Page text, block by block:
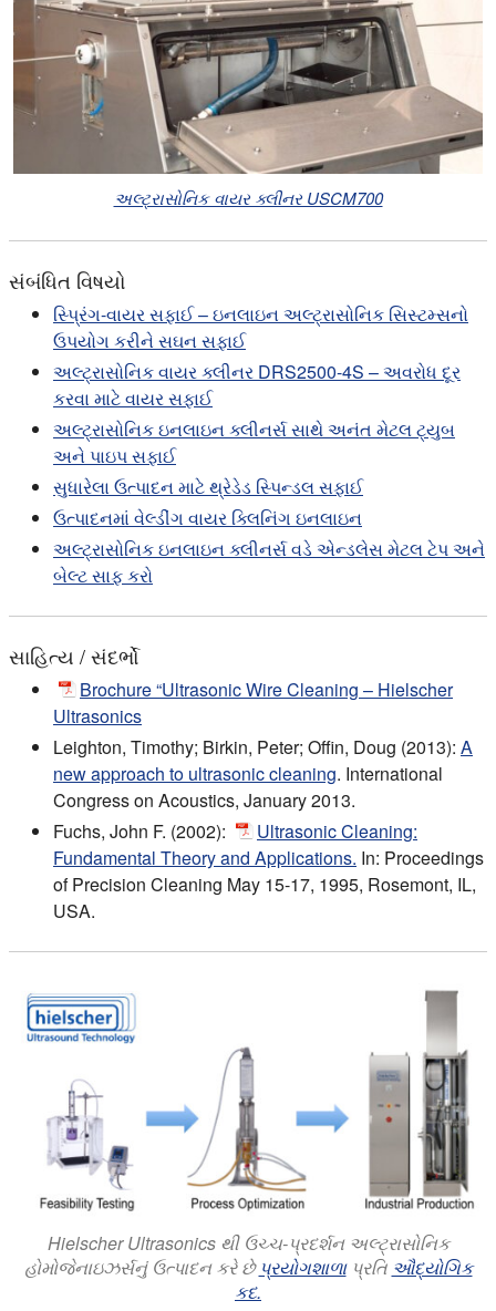
અલ્ટ્રાસોનિક વાયર ક્લીનર USCM700
સંબંધિત વિષયો
સ્પ્રિંગ-વાયર સફાઈ – ઇનલાઇન અલ્ટ્રાસોનિક સિસ્ટમ્સનો
ઉપયોગ કરીને સઘન સફાઈ
અલ્ટ્રાસોનિક વાયર ક્લીનર DRS2500-4S – અવરોધ દૂર
કરવા માટે વાયર સફાઈ
અલ્ટ્રાસોનિક ઇનલાઇન ક્લીનર્સ સાથે અનંત મેટલ ટ્યુબ
અને પાઇપ સફાઈ
સુધારેલા ઉત્પાદન માટે થ્રેડેડ સ્પિન્ડલ સફાઈ
ઉત્પાદનમાં વેલ્ડીંગ વાયર ક્લિનિંગ ઇનલાઇન
અલ્ટ્રાસોનિક ઇનલાઇન ક્લીનર્સ વડે એન્ડલેસ મેટલ ટેપ અને
બેલ્ટ સાફ કરો
સાહિત્ય / સંદર્ભો
Brochure “Ultrasonic Wire Cleaning – Hielscher
Ultrasonics
Leighton, Timothy; Birkin, Peter; Offin, Doug (2013): A
new approach to ultrasonic cleaning. International
Congress on Acoustics, January 2013.
Fuchs, John F. (2002):
Ultrasonic Cleaning:
Fundamental Theory and Applications. In: Proceedings
of Precision Cleaning May 15-17, 1995, Rosemont, IL,
USA.
Hielscher Ultrasonics થી ઉચ્ચ-પ્રદર્શન અલ્ટ્રાસોનિક
હોમોજેનાઇઝર્સનું ઉત્પાદન કરે છે પ્રયોગશાળાપ્રતિ ઔદ્યોગિક
કદ.